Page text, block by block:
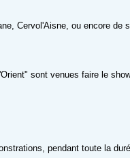
Cervol'Aisne, ou encore
sont venues faire le
pendant toute la